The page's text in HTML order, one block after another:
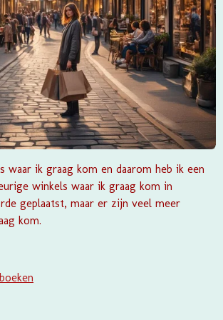
waar ik graag kom en daarom heb ik een
winkels waar ik graag kom in
geplaatst, maar er zijn veel meer
kom.